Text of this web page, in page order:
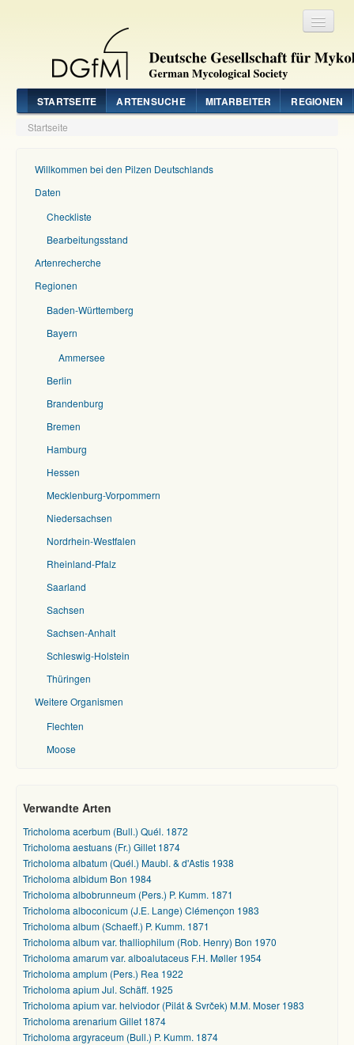
STARTSEITE ARTENSUCHE MITARBEITER REGIONEN
Startseite
Willkommen bei den Pilzen Deutschlands
Daten
Checkliste
Bearbeitungsstand
Artenrecherche
Regionen
Baden-Württemberg
Bayern
Ammersee
Berlin
Brandenburg
Bremen
Hamburg
Hessen
Mecklenburg-Vorpommern
Niedersachsen
Nordrhein-Westfalen
Rheinland-Pfalz
Saarland
Sachsen
Sachsen-Anhalt
Schleswig-Holstein
Thüringen
Weitere Organismen
Flechten
Moose
Verwandte Arten
Tricholoma acerbum (Bull.) Quél. 1872
Tricholoma aestuans (Fr.) Gillet 1874
Tricholoma albatum (Quél.) Maubl. & d'Astis 1938
Tricholoma albidum Bon 1984
Tricholoma albobrunneum (Pers.) P. Kumm. 1871
Tricholoma alboconicum (J.E. Lange) Clémençon 1983
Tricholoma album (Schaeff.) P. Kumm. 1871
Tricholoma album var. thalliophilum (Rob. Henry) Bon 1970
Tricholoma amarum var. alboalutaceus F.H. Møller 1954
Tricholoma amplum (Pers.) Rea 1922
Tricholoma apium Jul. Schäff. 1925
Tricholoma apium var. helviodor (Pilát & Svrček) M.M. Moser 1983
Tricholoma arenarium Gillet 1874
Tricholoma argyraceum (Bull.) P. Kumm. 1874